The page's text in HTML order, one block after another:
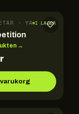
· YASAKAI LAGER
→